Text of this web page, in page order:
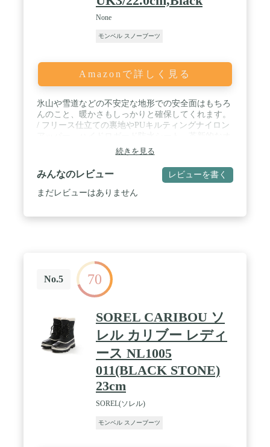
None
モンベル スノーブーツ
Amazonで詳しく見る
氷山や雪道などの不安定な地形での安全面はもちろ
んのこと、暖かさもしっかりと確保してくれます。
/ フリース仕立ての裏地やPUキルティングナイロン
ーソライトフットベッドでハンドクラフトされた履
き心地の良さに加え、自然な暖かさを維持してくれ
る断熱材入りなので-22℃の極寒にも耐えることがで
きます。 / アッパー：100%キルティングPUコーテ
ィングナイロン/モールドTPU、ライニング：100%
続きを見る
みんなのレビュー レビューを書く
まだレビューはありません
No.5 70
SOREL CARIBOU ソ
レル カリブー レディ
ース NL1005
011(BLACK STONE)
23cm
SOREL(ソレル)
モンベル スノーブーツ